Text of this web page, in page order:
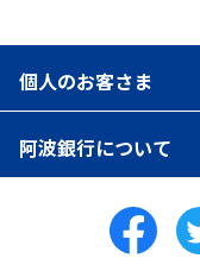
個人のお客さま
阿波銀行について